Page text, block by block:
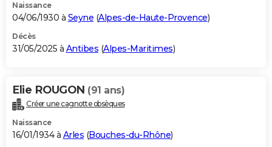
Naissance
04/06/1930 à Seyne (Alpes-de-Haute-Provence)
Décès
31/05/2025 à Antibes (Alpes-Maritimes)
Elie ROUGON (91 ans)
Créer une cagnotte obsèques
Naissance
16/01/1934 à Arles (Bouches-du-Rhône)